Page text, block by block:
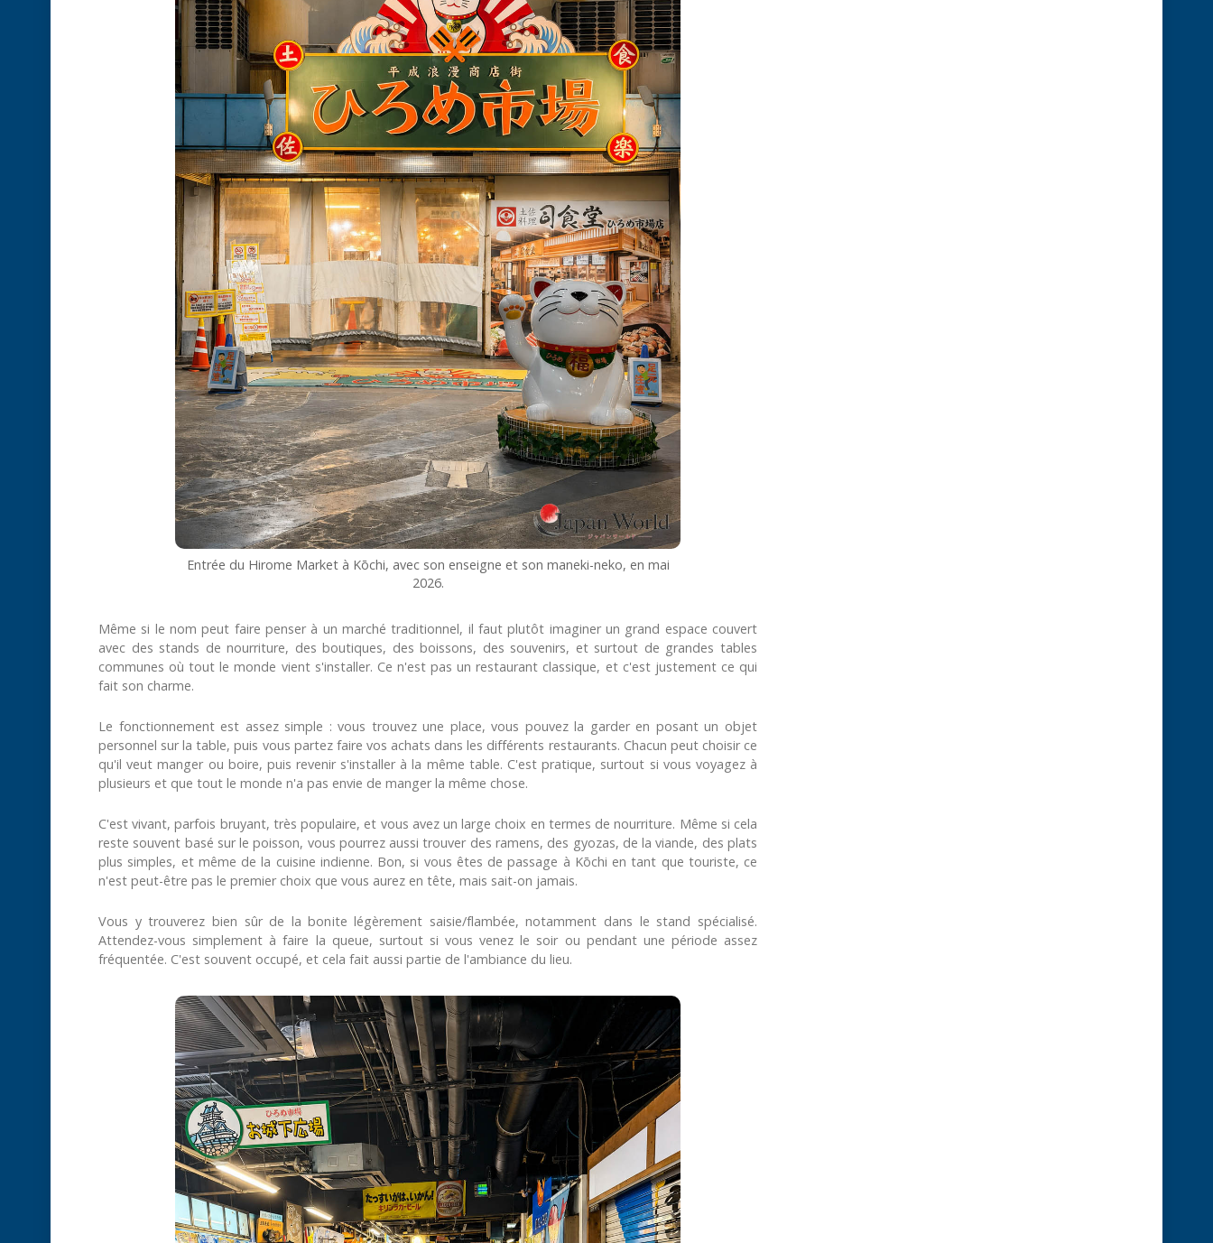
Entrée du Hirome Market à Kōchi, avec son enseigne et son maneki-neko, en mai
2026.
Même si le nom peut faire penser à un marché traditionnel, il faut plutôt imaginer un grand espace couvert
avec des stands de nourriture, des boutiques, des boissons, des souvenirs, et surtout de grandes tables
communes où tout le monde vient s'installer. Ce n'est pas un restaurant classique, et c'est justement ce qui
fait son charme.
Le fonctionnement est assez simple : vous trouvez une place, vous pouvez la garder en posant un objet
personnel sur la table, puis vous partez faire vos achats dans les différents restaurants. Chacun peut choisir ce
qu'il veut manger ou boire, puis revenir s'installer à la même table. C'est pratique, surtout si vous voyagez à
plusieurs et que tout le monde n'a pas envie de manger la même chose.
C'est vivant, parfois bruyant, très populaire, et vous avez un large choix en termes de nourriture. Même si cela
reste souvent basé sur le poisson, vous pourrez aussi trouver des ramens, des gyozas, de la viande, des plats
plus simples, et même de la cuisine indienne. Bon, si vous êtes de passage à Kōchi en tant que touriste, ce
n'est peut-être pas le premier choix que vous aurez en tête, mais sait-on jamais.
Vous y trouverez bien sûr de la bonite légèrement saisie/flambée, notamment dans le stand spécialisé.
Attendez-vous simplement à faire la queue, surtout si vous venez le soir ou pendant une période assez
fréquentée. C'est souvent occupé, et cela fait aussi partie de l'ambiance du lieu.